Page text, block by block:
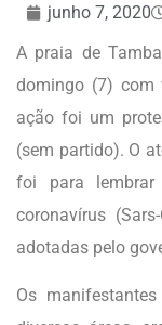
junho 7, 2020
A praia de
domingo (7) com
ação foi um
(sem partido). O
foi para
coronavírus
adotadas pelo
Os